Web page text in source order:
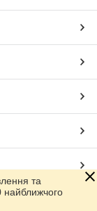
та
найближчого